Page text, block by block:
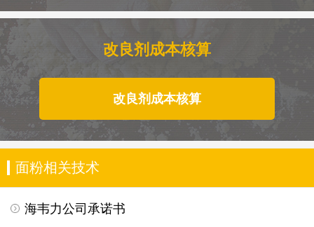
改良剂成本核算
改良剂成本核算
面粉相关技术
海韦力公司承诺书